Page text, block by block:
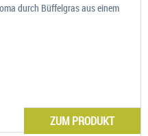
durch Büffelgras aus einem
ZUM PRODUKT